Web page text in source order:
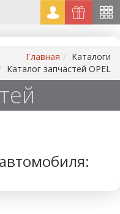
Главная
Каталоги
Каталог запчастей OPEL